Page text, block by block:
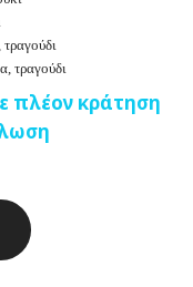
τραγούδι
πλέον κράτηση